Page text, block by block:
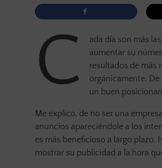
C
ada día son más
aumentar su
resultados de más
orgánicamente. De
un buen
Me explico, de no ser una
anuncios apareciéndole a los
es más beneficioso a largo plazo.
mostrar su publicidad a la hora